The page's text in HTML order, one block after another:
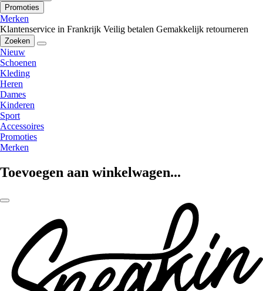
Promoties
Merken
Klantenservice in Frankrijk Veilig betalen Gemakkelijk retourneren
Zoeken
Nieuw
Schoenen
Kleding
Heren
Dames
Kinderen
Sport
Accessoires
Promoties
Merken
Toevoegen aan winkelwagen...